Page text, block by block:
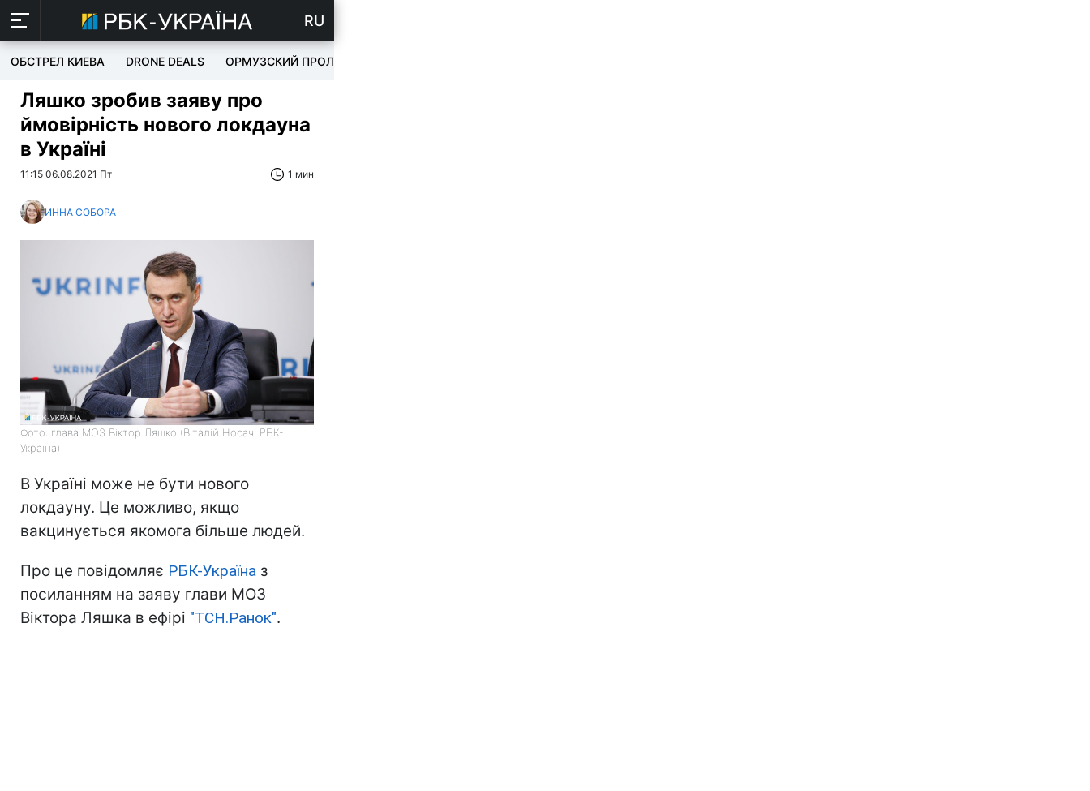
RU
ОБСТРЕЛ КИЕВА DRONE DEALS ОРМУЗСКИЙ ПРОЛИВ
Ляшко зробив заяву про
ймовірність нового локдауна
в Україні
11:15 06.08.2021 Пт 1 мин
ИННА СОБОРА
Фото: глава МОЗ Віктор Ляшко (Віталій Носач, РБК-
Україна)
В Україні може не бути нового
локдауну. Це можливо, якщо
вакцинується якомога більше людей.
Про це повідомляє РБК-Україна з
посиланням на заяву глави МОЗ
Віктора Ляшка в ефірі "ТСН.Ранок".